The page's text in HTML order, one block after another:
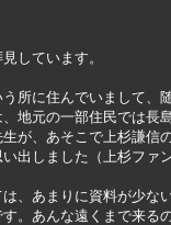
しています。
所に住んでいまして、
地元の一部住民では長
が、あそこで上杉謙信
出しました（上杉ファ
、あまりに資料が少な
。あんな遠くまで来る